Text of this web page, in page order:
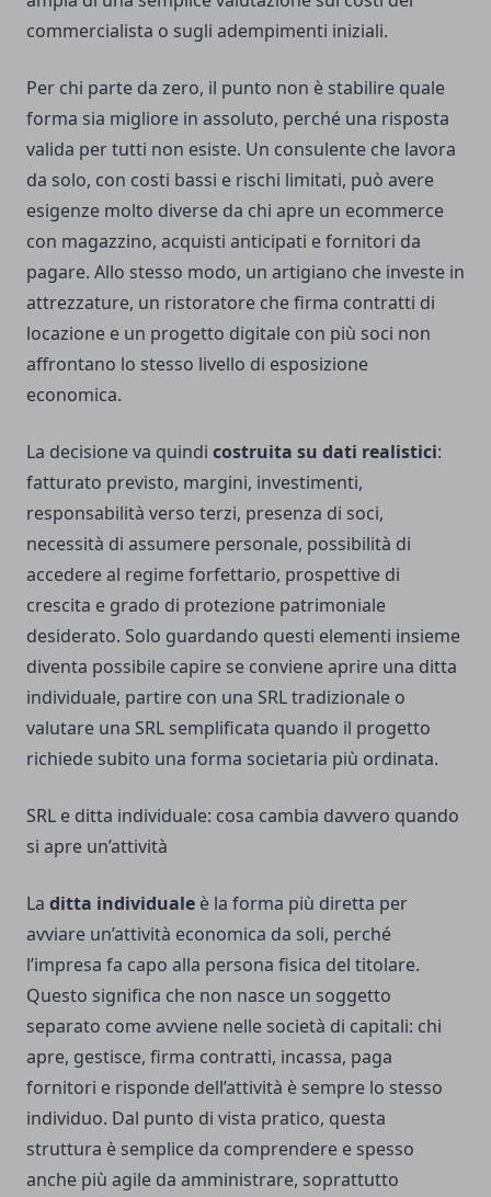
commercialista o sugli adempimenti iniziali.
Per chi parte da zero, il punto non è stabilire quale
forma sia migliore in assoluto, perché una risposta
valida per tutti non esiste. Un consulente che lavora
da solo, con costi bassi e rischi limitati, può avere
esigenze molto diverse da chi apre un ecommerce
con magazzino, acquisti anticipati e fornitori da
pagare. Allo stesso modo, un artigiano che investe in
attrezzature, un ristoratore che firma contratti di
locazione e un progetto digitale con più soci non
affrontano lo stesso livello di esposizione
economica.
La decisione va quindi costruita su dati realistici:
fatturato previsto, margini, investimenti,
responsabilità verso terzi, presenza di soci,
necessità di assumere personale, possibilità di
accedere al regime forfettario, prospettive di
crescita e grado di protezione patrimoniale
desiderato. Solo guardando questi elementi insieme
diventa possibile capire se conviene aprire una ditta
individuale, partire con una SRL tradizionale o
valutare una SRL semplificata quando il progetto
richiede subito una forma societaria più ordinata.
SRL e ditta individuale: cosa cambia davvero quando
si apre un’attività
La ditta individuale è la forma più diretta per
avviare un’attività economica da soli, perché
l’impresa fa capo alla persona fisica del titolare.
Questo significa che non nasce un soggetto
separato come avviene nelle società di capitali: chi
apre, gestisce, firma contratti, incassa, paga
fornitori e risponde dell’attività è sempre lo stesso
individuo. Dal punto di vista pratico, questa
struttura è semplice da comprendere e spesso
anche più agile da amministrare, soprattutto